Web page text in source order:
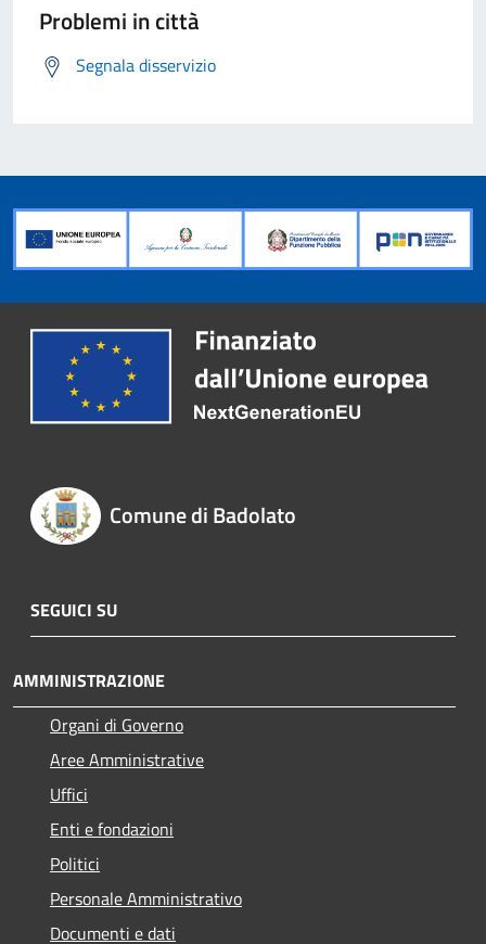
Problemi in città
Segnala disservizio
Comune di Badolato
SEGUICI SU
AMMINISTRAZIONE
Organi di Governo
Aree Amministrative
Uffici
Enti e fondazioni
Politici
Personale Amministrativo
Documenti e dati